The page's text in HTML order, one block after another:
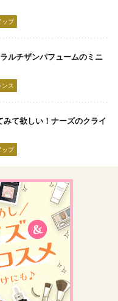
ップ
ルチザンパフュームのミニ
ンス
みて欲しい！ナーズのクライ
ップ